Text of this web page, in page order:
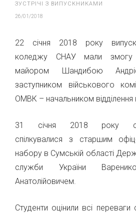
ЗУСТРІЧІ З ВИПУСКНИКАМИ
26/01/2018
22 січня 2018 року
коледжу СНАУ мали змогу
майором Шандибою
заступником військового
ОМВК – начальником відділення
31 січня 2018 року
спілкувалися з старшим
набору в Сумській області
служби України
Анатолійовичем.
Студенти оцінили всі